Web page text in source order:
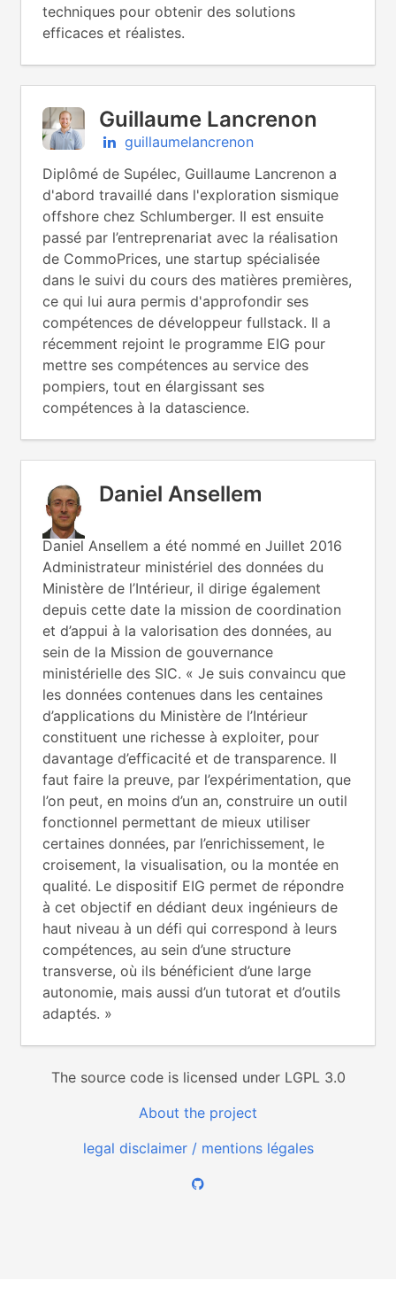
techniques pour obtenir des solutions
efficaces et réalistes.
Guillaume Lancrenon
guillaumelancrenon
Diplômé de Supélec, Guillaume Lancrenon a
d'abord travaillé dans l'exploration sismique
offshore chez Schlumberger. Il est ensuite
passé par l’entreprenariat avec la réalisation
de CommoPrices, une startup spécialisée
dans le suivi du cours des matières premières,
ce qui lui aura permis d'approfondir ses
compétences de développeur fullstack. Il a
récemment rejoint le programme EIG pour
mettre ses compétences au service des
pompiers, tout en élargissant ses
compétences à la datascience.
Daniel Ansellem
Daniel Ansellem a été nommé en Juillet 2016
Administrateur ministériel des données du
Ministère de l’Intérieur, il dirige également
depuis cette date la mission de coordination
et d’appui à la valorisation des données, au
sein de la Mission de gouvernance
ministérielle des SIC. « Je suis convaincu que
les données contenues dans les centaines
d’applications du Ministère de l’Intérieur
constituent une richesse à exploiter, pour
davantage d’efficacité et de transparence. Il
faut faire la preuve, par l’expérimentation, que
l’on peut, en moins d’un an, construire un outil
fonctionnel permettant de mieux utiliser
certaines données, par l’enrichissement, le
croisement, la visualisation, ou la montée en
qualité. Le dispositif EIG permet de répondre
à cet objectif en dédiant deux ingénieurs de
haut niveau à un défi qui correspond à leurs
compétences, au sein d’une structure
transverse, où ils bénéficient d’une large
autonomie, mais aussi d’un tutorat et d’outils
adaptés. »
The source code is licensed under LGPL 3.0
About the project
legal disclaimer / mentions légales